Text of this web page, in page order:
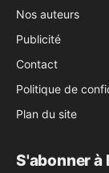
Nos auteurs
Publicité
Contact
Politique de
Plan du site
S'abonner à